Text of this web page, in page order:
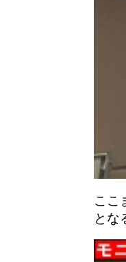
ここ
とな